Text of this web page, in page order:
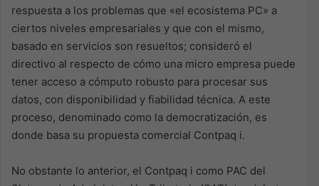
respuesta a los problemas que «el ecosistema PC» a
ciertos niveles empresariales y que con el mismo,
basado en servicios son resueltos; consideró el
directivo al respecto de cómo una micro empresa puede
tener acceso a cómputo robusto para procesar sus
datos, con disponibilidad y fiabilidad técnica. A este
proceso, denominado como la democratización, es
donde basa su propuesta comercial Contpaq i.
No obstante lo anterior, el Contpaq i como PAC del